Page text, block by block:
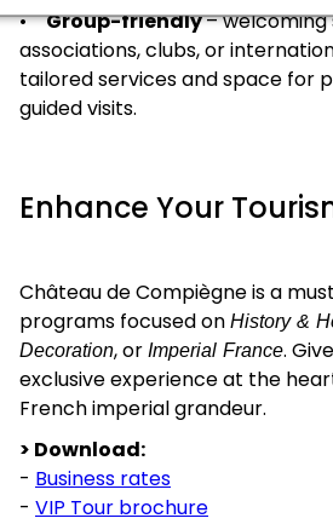
•Group-friendly– welcoming
associations, clubs, or
tailored services and space for
guided visits.
Enhance Your
Château de Compiègne is a
programs focused onHistory &
Decoration, orImperial France.
exclusive experience at the
French imperial grandeur.
> Download:
- Business rates
- VIP Tour brochure